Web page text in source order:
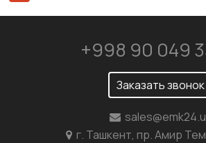
+998 90 049
Заказать звонок
г. Ташкент, пр. Амир